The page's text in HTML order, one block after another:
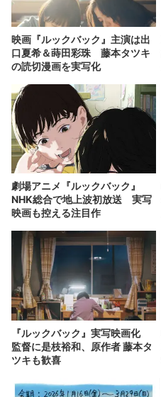
映画『ルックバック』主演は出
口夏希＆蒔田彩珠 藤本タツキ
の読切漫画を実写化
劇場アニメ『ルックバック』
NHK総合で地上波初放送 実写
映画も控える注目作
『ルックバック』実写映画化
監督に是枝裕和、原作者 藤本タ
ツキも歓喜